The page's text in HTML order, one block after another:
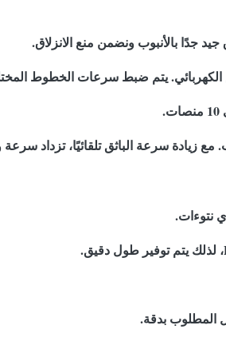
جدًا بالأنبوب ونضمن منع الانزلاق.
يتم ضبط سرعات الخطوط
زيادة سرعة الباثق تلقائيًا، تزداد
نتوءات.
المطلوب بدقة.